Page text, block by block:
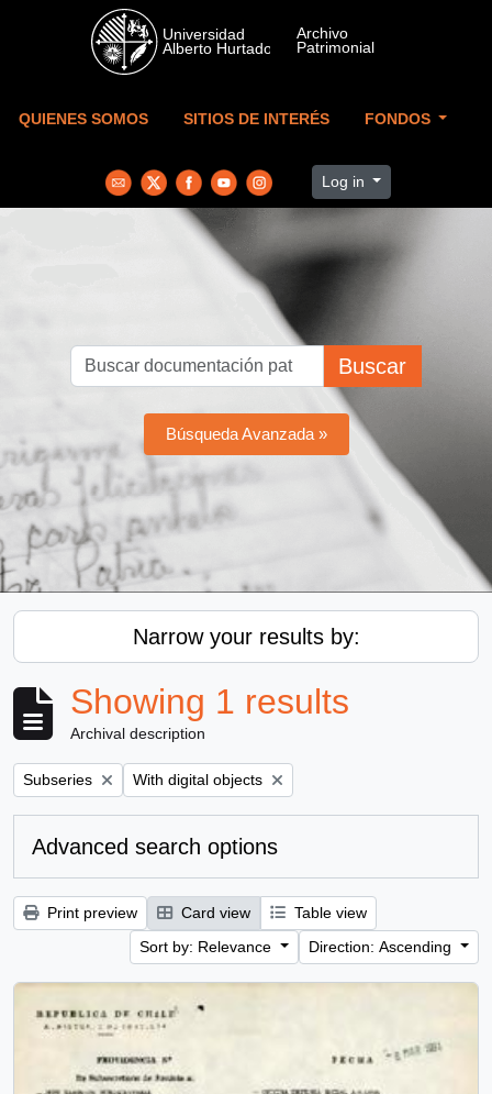
Skip to main content
QUIENES SOMOS SITIOS DE INTERÉS FONDOS
Log in
Buscar
Búsqueda Avanzada »
Narrow your results by:
Showing 1 results
Archival description
Remove filter:
Subseries Remove filter:
With digital objects
Advanced search options
Print preview Card view
Table view
Sort by: Relevance
Direction: Ascending